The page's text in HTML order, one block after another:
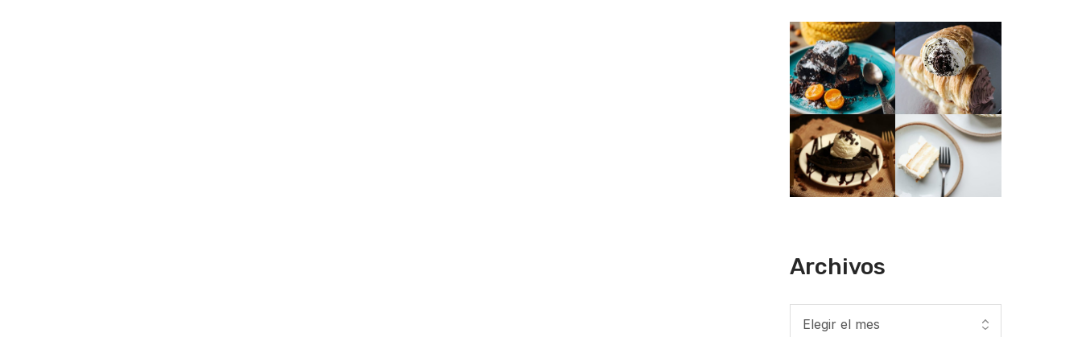
Archivos